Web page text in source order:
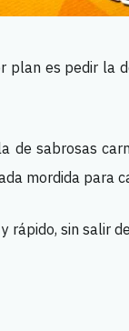
plan es pedir la
de sabrosas
mordida para
rápido, sin salir